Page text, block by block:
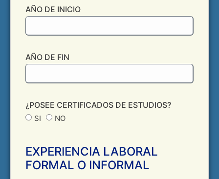
AÑO DE INICIO
AÑO DE FIN
¿POSEE CERTIFICADOS DE ESTUDIOS?
SI NO
EXPERIENCIA LABORAL
FORMAL O INFORMAL